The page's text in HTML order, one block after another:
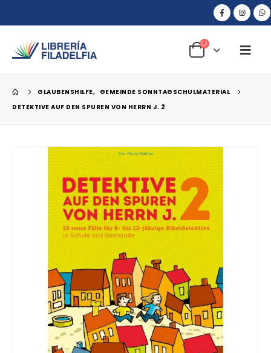
GLAUBENSHILFE, GEMEINDE SONNTAGSCHULMATERIAL
DETEKTIVE AUF DEN SPUREN VON HERRN J. 2